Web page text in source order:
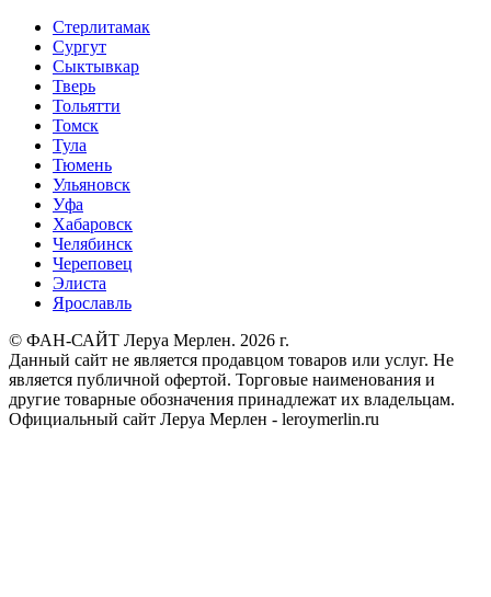
Стерлитамак
Сургут
Сыктывкар
Тверь
Тольятти
Томск
Тула
Тюмень
Ульяновск
Уфа
Хабаровск
Челябинск
Череповец
Элиста
Ярославль
© ФАН-САЙТ Леруа Мерлен. 2026 г.
Данный сайт не является продавцом товаров или услуг. Не
является публичной офертой. Торговые наименования и
другие товарные обозначения принадлежат их владельцам.
Официальный сайт Леруа Мерлен - leroymerlin.ru